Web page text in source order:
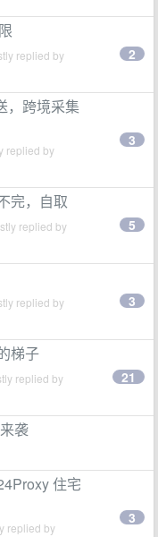
replied by 2
，跨境采集
replied by
3
完，自取
replied by 5
replied by 3
梯子
replied by 21
袭
住宅
replied by
3